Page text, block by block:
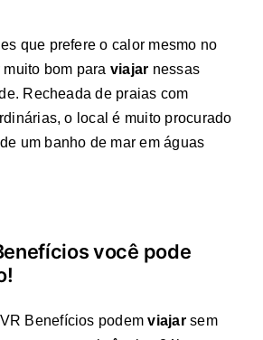
que prefere o calor mesmo no
bom para viajar nessas
Recheada de praias com
o local é muito procurado
um banho de mar em águas
você pode
Benefícios podemviajarsem